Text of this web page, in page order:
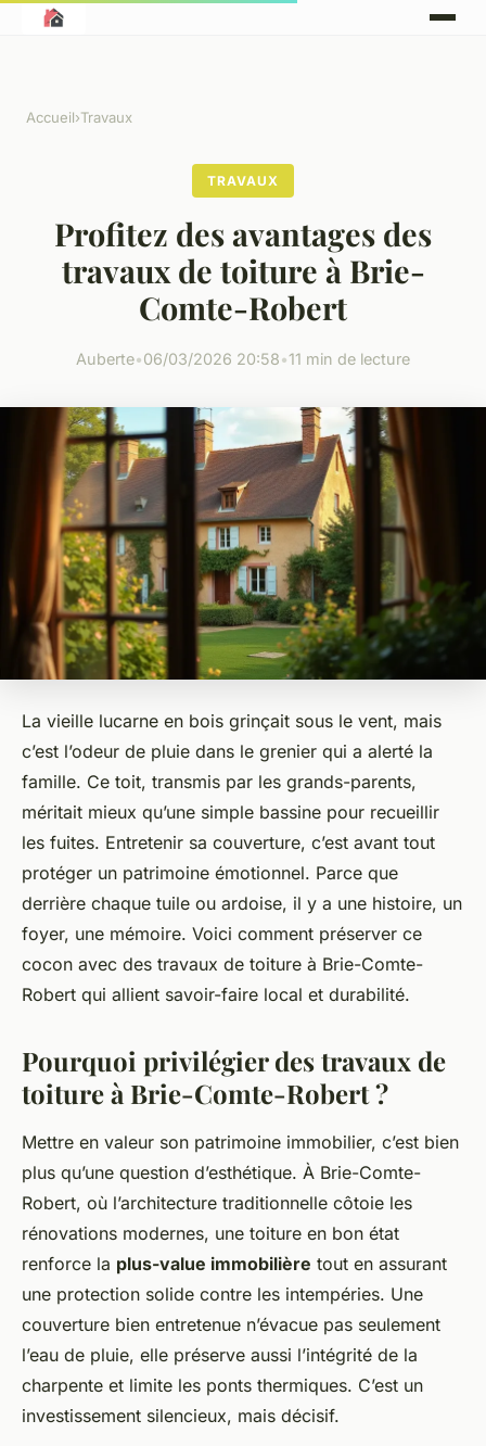
Accueil›Travaux
TRAVAUX
Profitez des avantages des
travaux de toiture à Brie-
Comte-Robert
Auberte•06/03/2026 20:58•11 min de lecture
La vieille lucarne en bois grinçait sous le vent, mais
c’est l’odeur de pluie dans le grenier qui a alerté la
famille. Ce toit, transmis par les grands-parents,
méritait mieux qu’une simple bassine pour recueillir
les fuites. Entretenir sa couverture, c’est avant tout
protéger un patrimoine émotionnel. Parce que
derrière chaque tuile ou ardoise, il y a une histoire, un
foyer, une mémoire. Voici comment préserver ce
cocon avec des travaux de toiture à Brie-Comte-
Robert qui allient savoir-faire local et durabilité.
Pourquoi privilégier des travaux de
toiture à Brie-Comte-Robert ?
Mettre en valeur son patrimoine immobilier, c’est bien
plus qu’une question d’esthétique. À Brie-Comte-
Robert, où l’architecture traditionnelle côtoie les
rénovations modernes, une toiture en bon état
renforce la plus-value immobilière tout en assurant
une protection solide contre les intempéries. Une
couverture bien entretenue n’évacue pas seulement
l’eau de pluie, elle préserve aussi l’intégrité de la
charpente et limite les ponts thermiques. C’est un
investissement silencieux, mais décisif.